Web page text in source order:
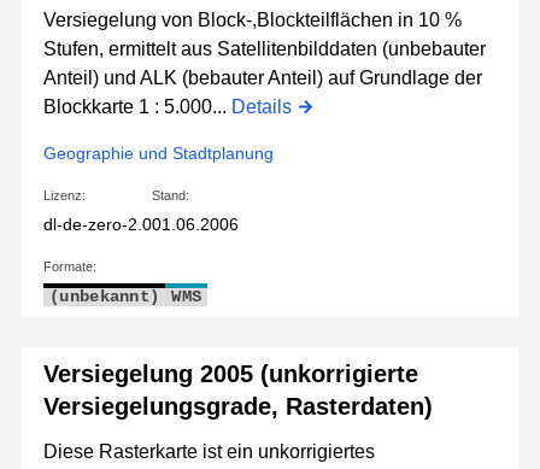
Versiegelung von Block-,Blockteilflächen in 10 %
Stufen, ermittelt aus Satellitenbilddaten (unbebauter
Anteil) und ALK (bebauter Anteil) auf Grundlage der
Blockkarte 1 : 5.000... Details
Geographie und Stadtplanung
Lizenz:
dl-de-zero-2.0
Stand:
01.06.2006
Formate:
(unbekannt) WMS
Versiegelung 2005 (unkorrigierte
Versiegelungsgrade, Rasterdaten)
Diese Rasterkarte ist ein unkorrigiertes